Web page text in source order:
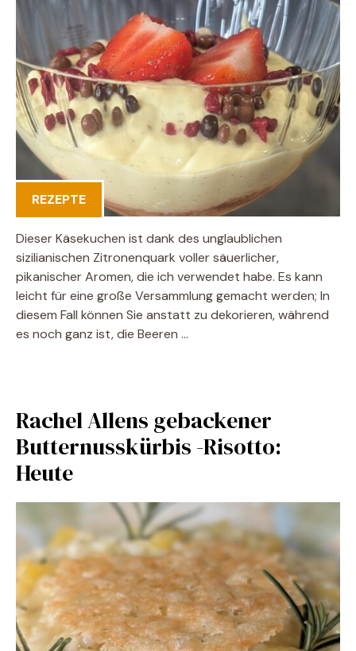
REZEPTE
Dieser Käsekuchen ist dank des unglaublichen
sizilianischen Zitronenquark voller säuerlicher,
pikanischer Aromen, die ich verwendet habe. Es kann
leicht für eine große Versammlung gemacht werden; In
diesem Fall können Sie anstatt zu dekorieren, während
es noch ganz ist, die Beeren …
Rachel Allens gebackener
Butternusskürbis -Risotto:
Heute